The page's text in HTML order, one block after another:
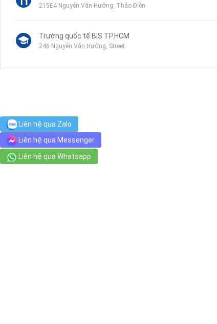
215E4 Nguyễn Văn Hưởng, Thảo Điền
Trường quốc tế BIS TP.HCM
246 Nguyễn Văn Hưởng, Street
VinMart+
37 Nguyễn Văn Hưởng, Thảo Điền
Siêu thị Bách hóa XANH 72 Quốc Hương
Liên hệ qua Zalo
Liên hệ qua Messenger
Liên hệ qua Whatsapp